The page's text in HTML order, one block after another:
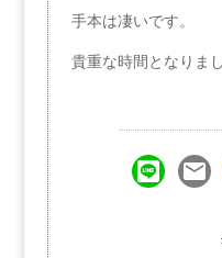
手本は凄いです。
貴重な時間となりまし